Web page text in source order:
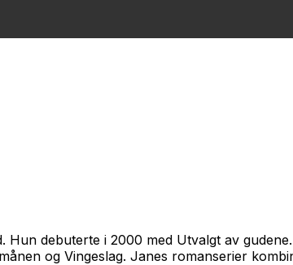
Hun debuterte i 2000 med Utvalgt av gudene
og Vingeslag. Janes romanserier